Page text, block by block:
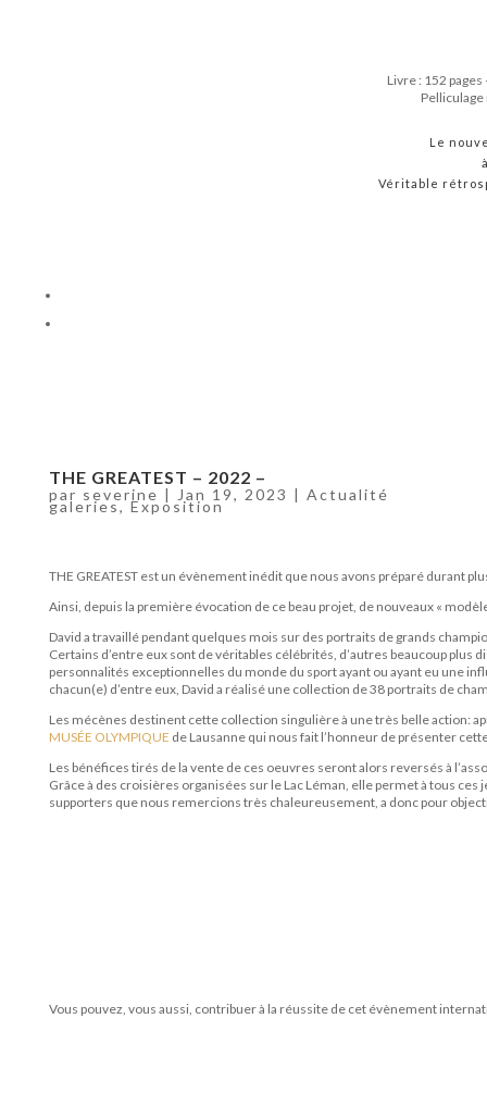
Livre : 152
Le
Véritable
THE GREATEST – 2022 –
par severine | Jan 19, 2023 | Actualité
galeries, Exposition
THE GREATEST est un évènement inédit que nous avons préparé durant
Ainsi, depuis la première évocation de ce beau projet, de nouveaux «
David a travaillé pendant quelques mois sur des portraits de grands
Certains d’entre eux sont de véritables célébrités, d’autres beaucoup
personnalités exceptionnelles du monde du sport ayant ou ayant eu une
chacun(e) d’entre eux, David a réalisé une collection de 38 portraits de
Les mécènes destinent cette collection singulière à une très belle action:
MUSÉE OLYMPIQUE de Lausanne qui nous fait l’honneur de présenter
Les bénéfices tirés de la vente de ces oeuvres seront alors reversés à
Grâce à des croisières organisées sur le Lac Léman, elle permet à tous
supporters que nous remercions très chaleureusement, a donc pour
Vous pouvez, vous aussi, contribuer à la réussite de cet évènement